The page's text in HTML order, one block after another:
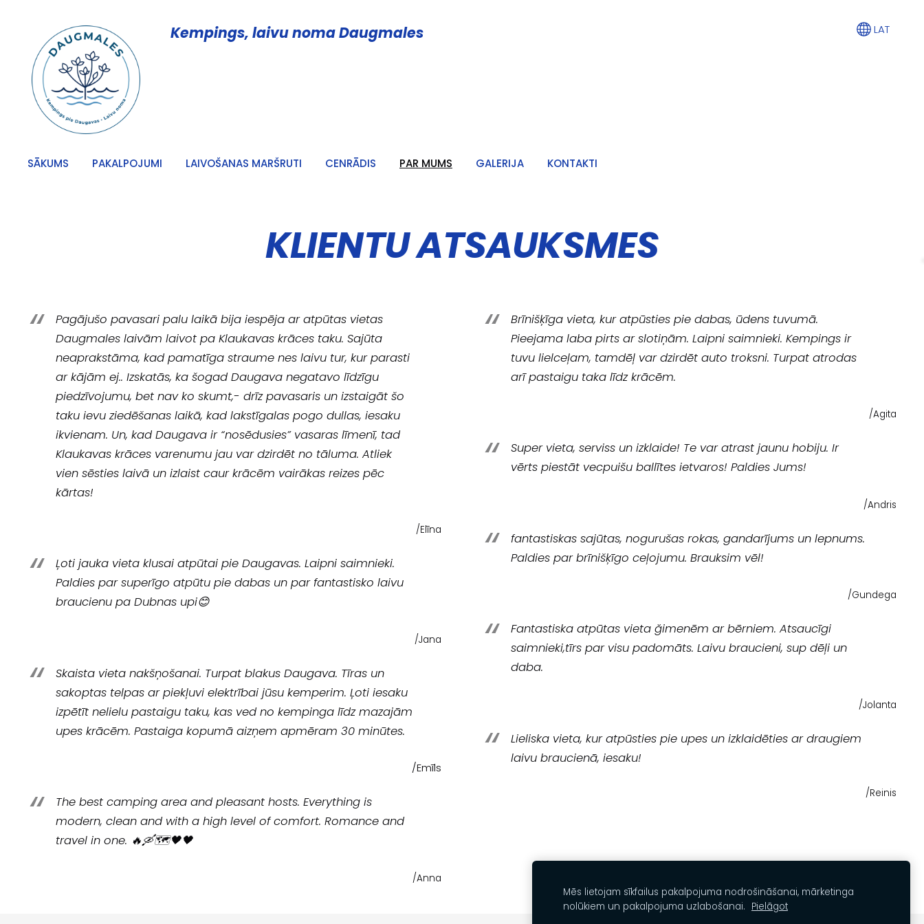
Kempings, laivu noma Daugmales
SĀKUMS PAKALPOJUMI LAIVOŠANAS MARŠRUTI CENRĀDIS PAR MUMS GALERIJA KONTAKTI
LAT
KLIENTU ATSAUKSMES
Pagājušo pavasari palu laikā bija iespēja ar atpūtas vietas
Daugmales laivām laivot pa Klaukavas krāces taku. Sajūta
neaprakstāma, kad pamatīga straume nes laivu tur, kur parasti
ar kājām ej.. Izskatās, ka šogad Daugava negatavo līdzīgu
piedzīvojumu, bet nav ko skumt,- drīz pavasaris un izstaigāt šo
taku ievu ziedēšanas laikā, kad lakstīgalas pogo dullas, iesaku
ikvienam. Un, kad Daugava ir “nosēdusies” vasaras līmenī, tad
Klaukavas krāces varenumu jau var dzirdēt no tāluma. Atliek
vien sēsties laivā un izlaist caur krācēm vairākas reizes pēc
kārtas!
/Elīna
Ļoti jauka vieta klusai atpūtai pie Daugavas. Laipni saimnieki.
Paldies par superīgo atpūtu pie dabas un par fantastisko laivu
braucienu pa Dubnas upi😊
/Jana
Skaista vieta nakšņošanai. Turpat blakus Daugava. Tīras un
sakoptas telpas ar piekļuvi elektrībai jūsu kemperim. Ļoti iesaku
izpētīt nelielu pastaigu taku, kas ved no kempinga līdz mazajām
upes krācēm. Pastaiga kopumā aizņem apmēram 30 minūtes.
/Emīls
The best camping area and pleasant hosts. Everything is
modern, clean and with a high level of comfort. Romance and
travel in one. 🔥🛶🗺🖤🖤
/Anna
Brīnišķīga vieta, kur atpūsties pie dabas, ūdens tuvumā.
Pieejama laba pirts ar slotiņām. Laipni saimnieki. Kempings ir
tuvu lielceļam, tamdēļ var dzirdēt auto troksni. Turpat atrodas
arī pastaigu taka līdz krācēm.
/Agita
Super vieta, serviss un izklaide! Te var atrast jaunu hobiju. Ir
vērts piestāt vecpuišu ballītes ietvaros! Paldies Jums!
/Andris
fantastiskas sajūtas, nogurušas rokas, gandarījums un lepnums.
Paldies par brīnišķīgo ceļojumu. Brauksim vēl!
/Gundega
Fantastiska atpūtas vieta ğimenēm ar bērniem. Atsaucīgi
saimnieki,tīrs par visu padomāts. Laivu braucieni, sup dēļi un
daba.
/Jolanta
Lieliska vieta, kur atpūsties pie upes un izklaidēties ar draugiem
laivu braucienā, iesaku!
/Reinis
Mēs lietojam sīkfailus pakalpojuma nodrošināšanai, mārketinga
nolūkiem un pakalpojuma uzlabošanai. Pielāgot